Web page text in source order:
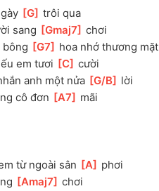
G ] trôi qua
sang
Gmaj7 ] chơi
bông
G7 hoa nhớ thương mặt
em tươi
C ] cười
anh một nửa
G/B
lời
cô đơn
A7 mãi
từ ngoài sân A
phơi
Amaj7 ] chơi